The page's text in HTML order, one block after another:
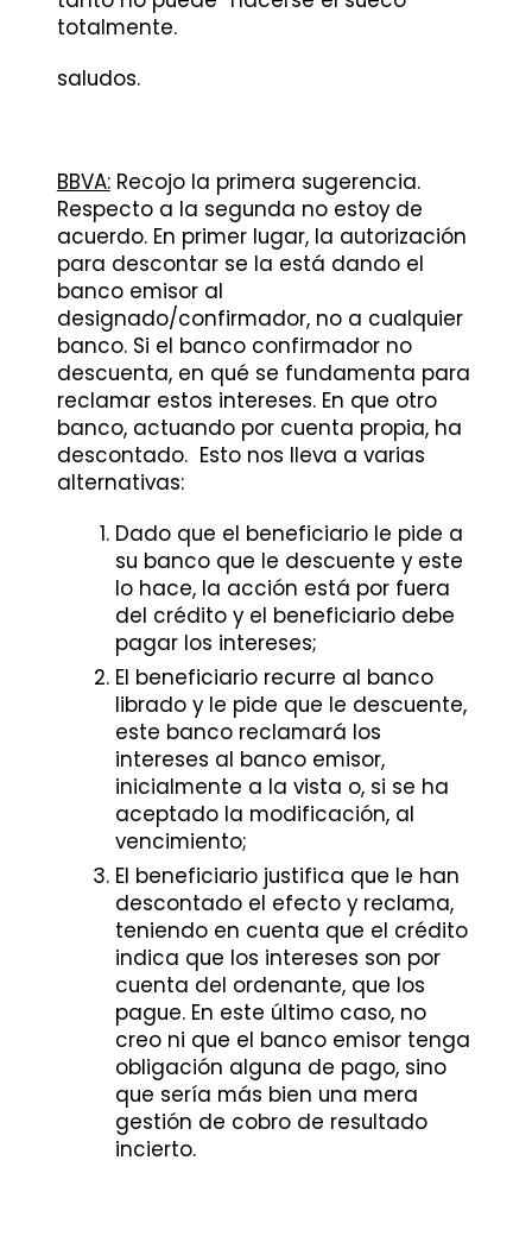
totalmente.
saludos.
BBVA:Recojo la primera sugerencia.
Respecto a la segunda no estoy de
acuerdo. En primer lugar, la autorización
para descontar se la está dando el
banco emisor al
designado/confirmador, no a cualquier
banco. Si el banco confirmador no
descuenta, en qué se fundamenta para
reclamar estos intereses. En que otro
banco, actuando por cuenta propia, ha
descontado. Esto nos lleva a varias
alternativas:
Dado que el beneficiario le pide a
su banco que le descuente y este
lo hace, la acción está por fuera
del crédito y el beneficiario debe
pagar los intereses;
El beneficiario recurre al banco
librado y le pide que le descuente,
este banco reclamará los
intereses al banco emisor,
inicialmente a la vista o, si se ha
aceptado la modificación, al
vencimiento;
El beneficiario justifica que le han
descontado el efecto y reclama,
teniendo en cuenta que el crédito
indica que los intereses son por
cuenta del ordenante, que los
pague. En este último caso, no
creo ni que el banco emisor tenga
obligación alguna de pago, sino
que sería más bien una mera
gestión de cobro de resultado
incierto.